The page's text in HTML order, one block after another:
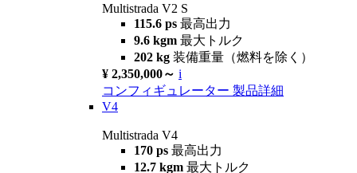
Multistrada V2 S
115.6 ps 最高出力
9.6 kgm 最大トルク
202 kg 装備重量（燃料を除く）
¥ 2,350,000～ i
コンフィギュレーター 製品詳細
V4
Multistrada V4
170 ps 最高出力
12.7 kgm 最大トルク